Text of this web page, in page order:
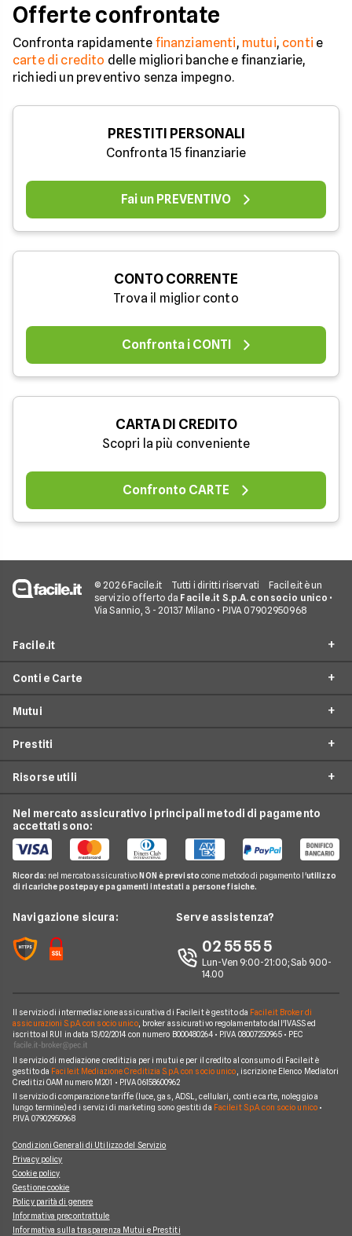
Offerte confrontate
Confronta rapidamente finanziamenti, mutui, conti e
carte di credito delle migliori banche e finanziarie,
richiedi un preventivo senza impegno.
PRESTITI PERSONALI
Confronta 15 finanziarie
Fai un PREVENTIVO
CONTO CORRENTE
Trova il miglior conto
Confronta i CONTI
CARTA DI CREDITO
Scopri la più conveniente
Confronto CARTE
© 2026 Facile.it Tutti i diritti riservati
Facile.it è un
servizio offerto da Facile.it S.p.A. con socio unico •
Via Sannio, 3 - 20137 Milano • P.IVA 07902950968
Facile.it
Prestiti
Mutui
Conti e Carte
Telefonia Mobile
Pay TV
Noleggio Lungo Termine
News
Chi siamo
Perché scegliere Facile.it
Mappa del sito
Conti e Carte
Conto Corrente
Conto Deposito
Carta Prepagata
Mutui
Mutuo Prima Casa
Mutui Seconda Casa
Calcolo Rata Mutuo
Mutui INPDAP
Mutui Ristrutturazione
Prestiti
Prestito Personale
Cessione del Quinto
Prestito Auto
Piccoli Prestiti
Prestiti Veloci
Prestito INPS/INPDAP
Prestiti a Protestati
Consolidamento Debiti
Prestiti Moto
Prestiti per disoccupati
Prestiti senza busta paga
Risorse utili
Guide Prestiti
Guide Mutui
Guide Carte
News Prestiti
News Carte
Nel mercato assicurativo i principali metodi di pagamento
accettati sono:
Ricorda: nel mercato assicurativoNON è previsto come metodo di pagamento l'utilizzo
di ricariche postepay e pagamenti intestati a persone fisiche.
Navigazione sicura: Serve assistenza?
02 55 55 5
Lun-Ven 9:00-21:00; Sab 9.00-
14.00
Il servizio di intermediazione assicurativa di Facile.it è gestito da Facile.it Broker di
assicurazioni S.p.A. con socio unico, broker assicurativo regolamentato dall'IVASS ed
iscritto al RUI in data 13/02/2014 con numero B000480264 • P.IVA 08007250965 • PEC
Il servizio di mediazione creditizia per i mutui e per il credito al consumo di Facile.it è
gestito da Facile.it Mediazione Creditizia S.p.A. con socio unico, iscrizione Elenco Mediatori
Creditizi OAM numero M201 • P.IVA 06158600962
Il servizio di comparazione tariffe (luce, gas, ADSL, cellulari, conti e carte, noleggio a
lungo termine) ed i servizi di marketing sono gestiti da Facile.it S.p.A. con socio unico•
P.IVA 07902950968
Condizioni Generali di Utilizzo del Servizio
Privacy policy
Cookie policy
Gestione cookie
Policy parità di genere
Informativa precontrattule
Informativa sulla trasparenza Mutui e Prestiti